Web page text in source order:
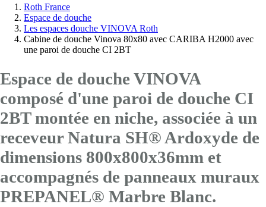
Vous
êtes
Roth France
Espace de douche
Les espaces douche VINOVA Roth
Cabine de douche Vinova 80x80 avec CARIBA H2000 avec
une paroi de douche CI 2BT
Espace de douche VINOVA
composé d'une paroi de douche CI
2BT montée en niche, associée à un
receveur Natura SH® Ardoxyde de
dimensions 800x800x36mm et
accompagnés de panneaux muraux
PREPANEL® Marbre Blanc.